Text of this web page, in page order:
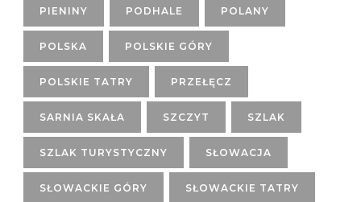
PIENINY PODHALE POLANY
POLSKA POLSKIE GÓRY
POLSKIE TATRY PRZEŁĘCZ
SARNIA SKAŁA SZCZYT SZLAK
SZLAK TURYSTYCZNY SŁOWACJA
SŁOWACKIE GÓRY SŁOWACKIE TATRY